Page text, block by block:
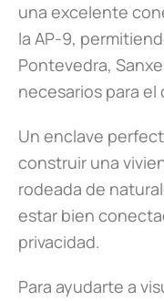
una excelente
la AP-9,
Pontevedra,
necesarios para el
Un enclave
construir una
rodeada de
estar bien
privacidad.
Para ayudarte a